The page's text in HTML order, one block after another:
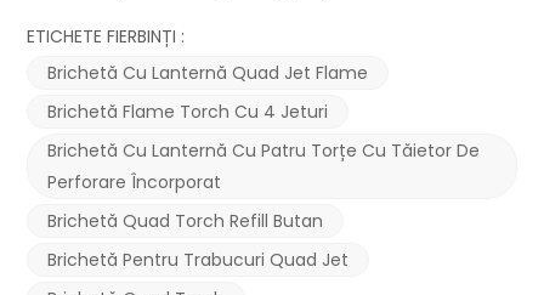
ETICHETE FIERBINȚI :
Brichetă Cu Lanternă Quad Jet Flame
Brichetă Flame Torch Cu 4 Jeturi
Brichetă Cu Lanternă Cu Patru Torțe Cu Tăietor De
Perforare Încorporat
Brichetă Quad Torch Refill Butan
Brichetă Pentru Trabucuri Quad Jet